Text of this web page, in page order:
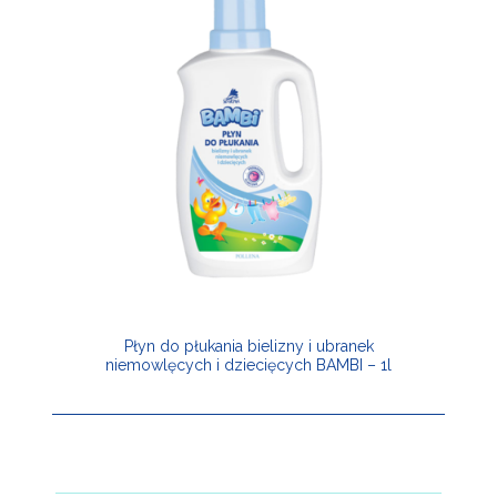
Płyn do płukania bielizny i ubranek
niemowlęcych i dziecięcych BAMBI – 1l